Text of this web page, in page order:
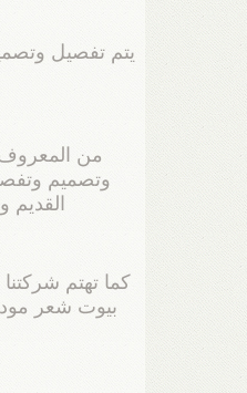
يتم تفصيل
من
وتصميم
القديم
كما تهتم شركتنا
بيوت شعر